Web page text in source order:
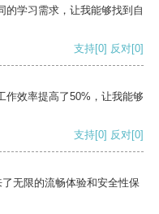
的学习需求，让我能够找到自
支持[0] 反对[0]
作效率提高了50%，让我能够
支持[0] 反对[0]
无限的流畅体验和安全性保